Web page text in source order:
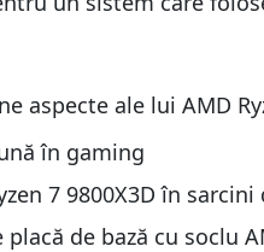
energie electrică
7 9850X3D?
7 9850X3D?
aspecte ale lui AMD
în gaming
7 9800X3D în
de bază cu soclu